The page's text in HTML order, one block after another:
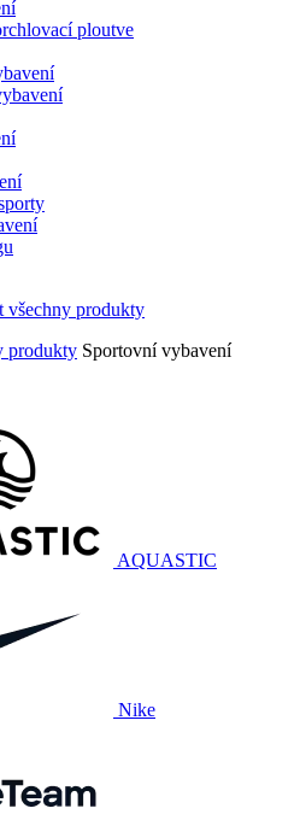
ploutve
produkty Sportovní vybavení
AQUASTIC
Nike